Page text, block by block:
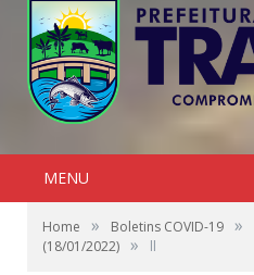
MENU
Home » Boletins COVID-19 »
(18/01/2022) » ll